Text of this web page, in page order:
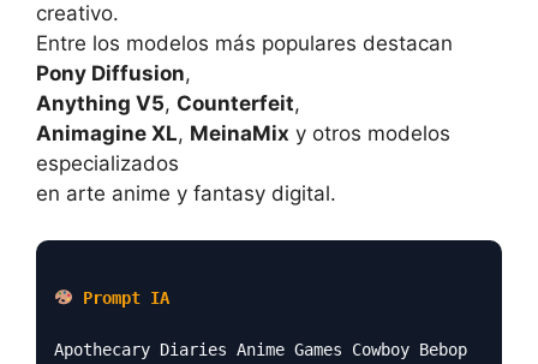
creativo.
Entre los modelos más populares destacan
Pony Diffusion,
Anything V5, Counterfeit,
Animagine XL, MeinaMix y otros modelos
especializados
en arte anime y fantasy digital.
Prompt IA
Apothecary Diaries Anime Games Cowboy Bebop